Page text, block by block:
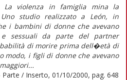
La violenza in famiglia mina la
studio realizzato a León, in
i bambini di donne che avevano
sessuali da parte del partner
di morire prima dell�età di
modo, i figli di donne che avevano
/ Inserto, 01/10/2000, pag. 648